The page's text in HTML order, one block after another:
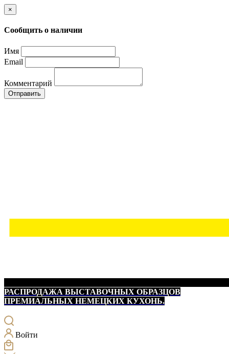
×
Сообщить о наличии
Имя
Email
Комментарий
Отправить
РАСПРОДАЖА ВЫСТАВОЧНЫХ ОБРАЗЦОВ
ПРЕМИАЛЬНЫХ НЕМЕЦКИХ КУХОНЬ.
Войти